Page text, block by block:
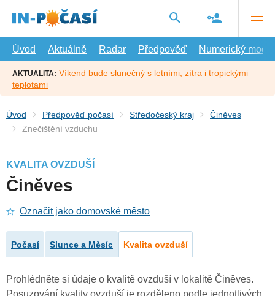
hlavní
Úvod
Aktuálně Radar Předpověď Numerický model
AKTUALITA: Víkend bude slunečný s letními, zítra i tropickými
teplotami
Úvod Předpověď počasí Středočeský kraj
Činěves
Znečištění vzduchu
KVALITA OVZDUŠÍ
Činěves
Označit jako domovské město
Počasí Slunce a Měsíc Kvalita ovzduší
Prohlédněte si údaje o kvalitě ovzduší v lokalitě Činěves.